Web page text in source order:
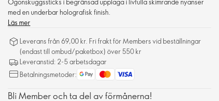
med en underbar holografisk finish.
Läs mer
Leverans från 69,00 kr. Fri frakt för Members vid beställningar
(endast till ombud/paketbox) över 550 kr
Leveranstid: 2-5 arbetsdagar
Betalningsmetoder:
Bli Member och ta del av förmånerna!